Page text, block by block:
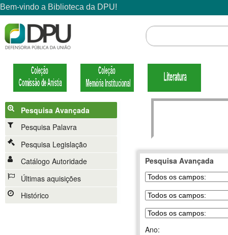
Pesquisa Avançada
Pesquisa Palavra
Pesquisa Legislação
Catálogo Autoridade
Últimas aquisições
Histórico
Pesquisa Avançada
Ano: